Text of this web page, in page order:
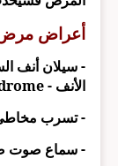
أعراض مرض
- سيلان أنف
الأنف - Runny Nose Syndrome)
- تسرب مخاطي
- سماع صوت